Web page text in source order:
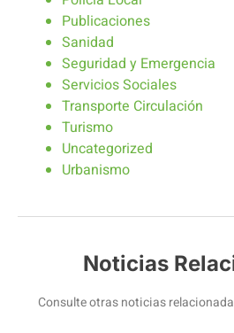
Publicaciones
Sanidad
Seguridad y Emergencia
Servicios Sociales
Transporte Circulación
Turismo
Uncategorized
Urbanismo
Noticias
Consulte otras noticias